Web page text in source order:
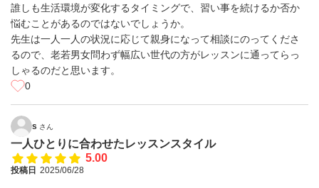
誰しも生活環境が変化するタイミングで、習い事を続けるか否か
悩むことがあるのではないでしょうか。
先生は一人一人の状況に応じて親身になって相談にのってくださ
るので、老若男女問わず幅広い世代の方がレッスンに通ってらっ
しゃるのだと思います。
0
s さん
一人ひとりに合わせたレッスンスタイル
5.00
投稿日 2025/06/28